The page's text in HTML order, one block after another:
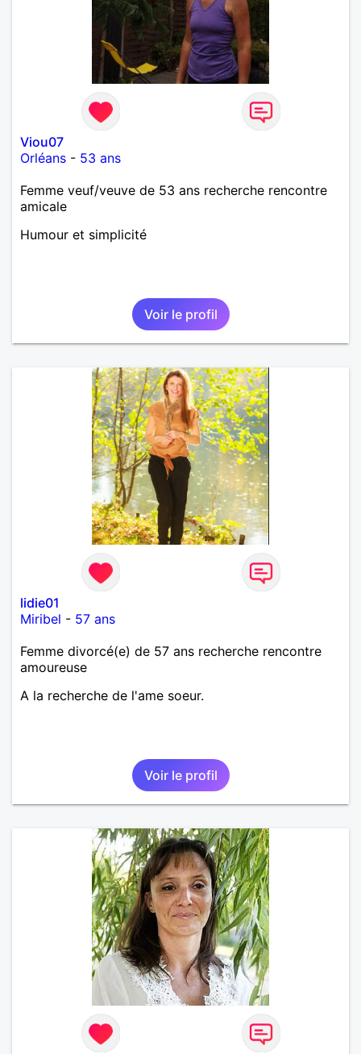
Viou07
Orléans - 53 ans
Femme veuf/veuve de 53 ans recherche rencontre
amicale
Humour et simplicité
Voir le profil
lidie01
Miribel - 57 ans
Femme divorcé(e) de 57 ans recherche rencontre
amoureuse
A la recherche de l'ame soeur.
Voir le profil